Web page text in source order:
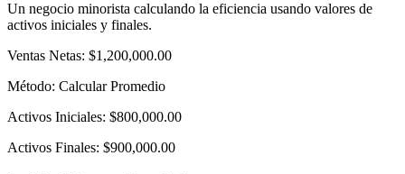
Un negocio minorista calculando la eficiencia usando valores de
activos iniciales y finales.
Ventas Netas: $1,200,000.00
Método: Calcular Promedio
Activos Iniciales: $800,000.00
Activos Finales: $900,000.00